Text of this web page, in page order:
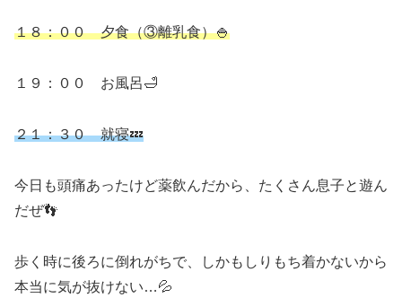
１８：００ 夕食（③離乳食）🍚
１９：００ お風呂🛁
２１：３０就寝💤
今日も頭痛あったけど薬飲んだから、たくさん息子と遊ん
だぜ👣
歩く時に後ろに倒れがちで、しかもしりもち着かないから
本当に気が抜けない…💦